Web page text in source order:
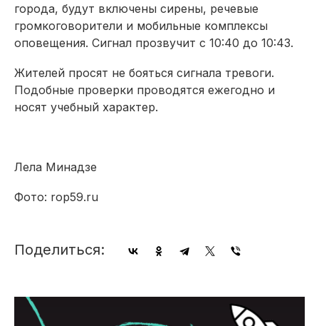
города, будут включены сирены, речевые
громкоговорители и мобильные комплексы
оповещения. Сигнал прозвучит с 10:40 до 10:43.
Жителей просят не бояться сигнала тревоги.
Подобные проверки проводятся ежегодно и
носят учебный характер.
Лела Минадзе
Фото: rop59.ru
Поделиться: